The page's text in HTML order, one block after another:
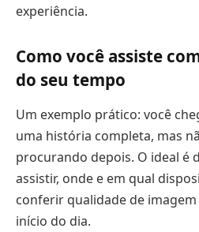
experiência.
Como você assiste
do seu tempo
Um exemplo prático: você
uma história completa, mas
procurando depois. O ideal é
assistir, onde e em qual
conferir qualidade de
início do dia.